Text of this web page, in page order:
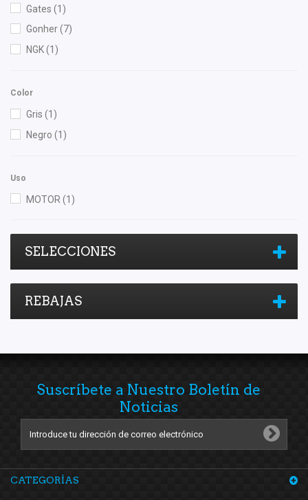
Gates (1)
Gonher(7)
NGK(1)
Color
Gris (1)
Negro (1)
Uso
MOTOR (1)
SELECCIONES
REBAJAS
Suscríbete a Nuestro Boletín de
Noticias
CATEGORÍAS